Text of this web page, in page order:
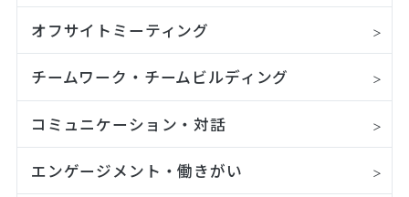
オフサイトミーティング
チームワーク・チームビルディング
コミュニケーション・対話
エンゲージメント・働きがい